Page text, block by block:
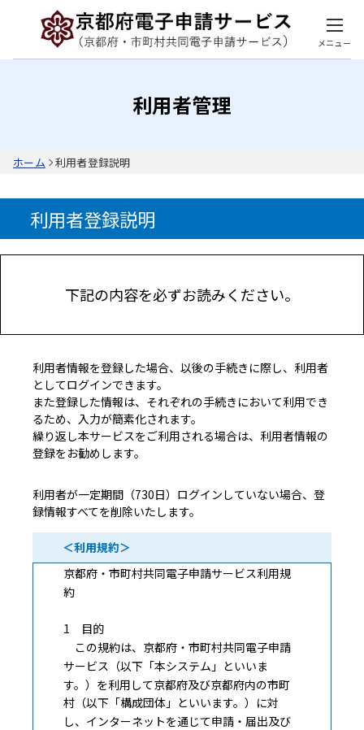
メニュー
利用者管理
ホーム 利用者登録説明
利用者登録説明
下記の内容を必ずお読みください。
利用者情報を登録した場合、以後の手続きに際し、利用者
としてログインできます。
また登録した情報は、それぞれの手続きにおいて利用でき
るため、入力が簡素化されます。
繰り返し本サービスをご利用される場合は、利用者情報の
登録をお勧めします。
利用者が一定期間（730日）ログインしていない場合、登
録情報すべてを削除いたします。
＜利用規約＞
京都府・市町村共同電子申請サービス利用規
約
1 目的
この規約は、京都府・市町村共同電子申請
サービス（以下「本システム」といいま
す。）を利用して京都府及び京都府内の市町
村（以下「構成団体」といいます。）に対
し、インターネットを通じて申請・届出及び